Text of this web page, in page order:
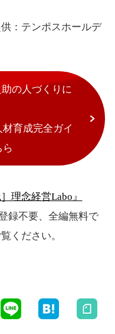
：テンポスホールデ
の人づくりに
育成完全ガイ
ら
理念経営Labo』
録不要、全編無料で
ください。